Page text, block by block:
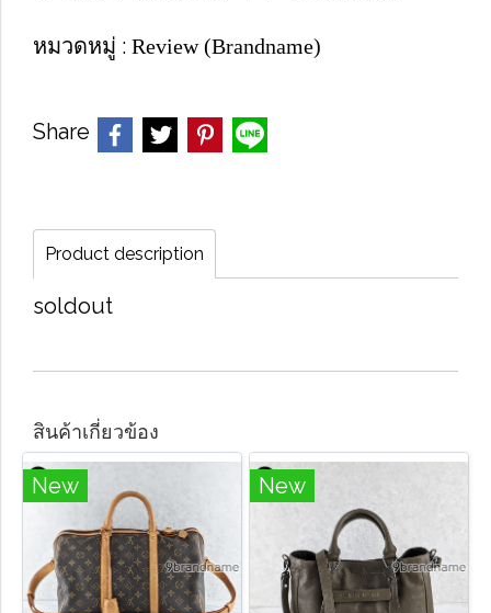
หมวดหมู่ : Review (Brandname)
Share
Product description
soldout
สินค้าเกี่ยวข้อง
New New